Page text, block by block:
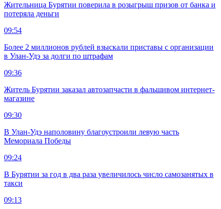
Жительница Бурятии поверила в розыгрыш призов от банка и
потеряла деньги
09:54
Более 2 миллионов рублей взыскали приставы с организации
в Улан-Удэ за долги по штрафам
09:36
Житель Бурятии заказал автозапчасти в фальшивом интернет-
магазине
09:30
В Улан-Удэ наполовину благоустроили левую часть
Мемориала Победы
09:24
В Бурятии за год в два раза увеличилось число самозанятых в
такси
09:13